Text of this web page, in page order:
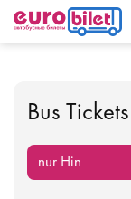
Bus Tickets
nur Hin